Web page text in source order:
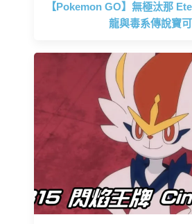
【Pokemon GO】無極汰那
龍與毒系傳說寶